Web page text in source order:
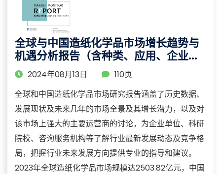
全球与中国造纸化学品市场增长趋势与
机遇分析报告（含种类、应用、企业、
地区等细分市场详析）
2024年08月13日
110页
全球和中国造纸化学品市场研究报告涵盖了历史数据、
发展现状及未来几年的市场全景及其增长潜力，以及对
该市场上强大的主要运营商的讨论，为企业单位、科研
院校、咨询服务机构等了解行业最新发展动态及竞争格
局，把握行业未来发展方向提供专业的指导和建议。
2023年全球造纸化学品市场规模达2503.82亿元，中国